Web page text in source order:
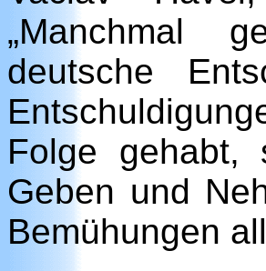
„Manchmal
deutsche
Folge gehabt,
Geben und
Bemühungen